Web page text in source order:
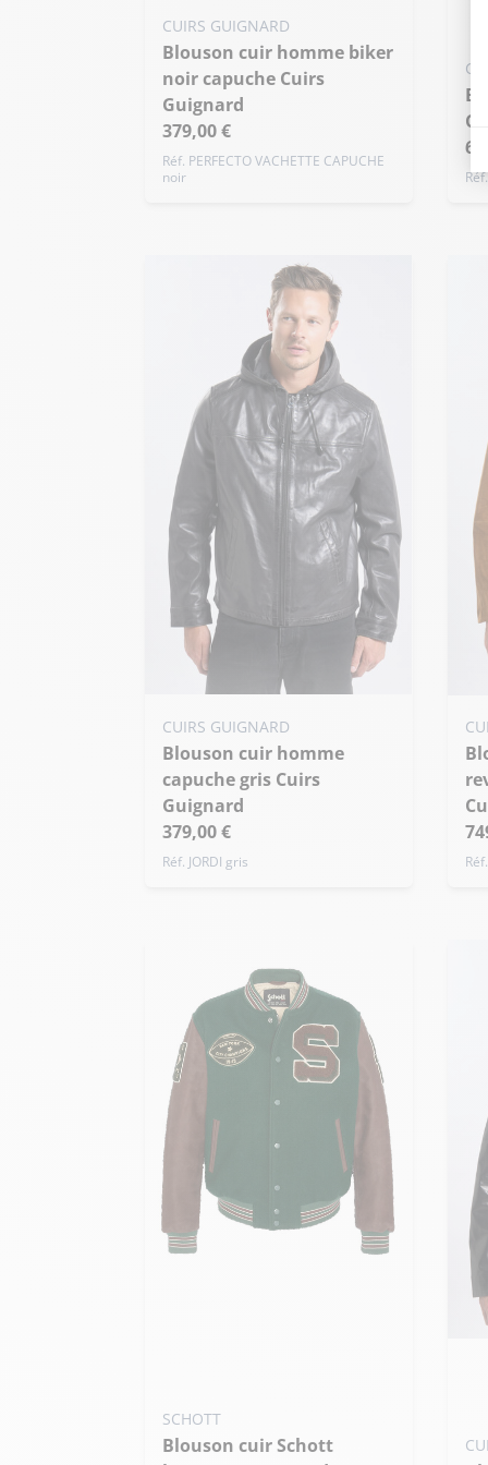
XS - 46 S - 48 M - 50
+ de taille
CUIRS GUIGNARD
Blouson cuir homme biker
noir capuche Cuirs
Guignard
379,00 €
Réf. PERFECTO VACHETTE CAPUCHE
noir
Blouson cuir homme kaki
XS - 46 S - 48 M - 50
+ de taille
CUIRS GUIGNARD
Blouson cuir homme
capuche gris Cuirs
Guignard
379,00 €
Réf. JORDI gris
+
Blouson cuir homme
SCHOTT
Blouson cuir Schott